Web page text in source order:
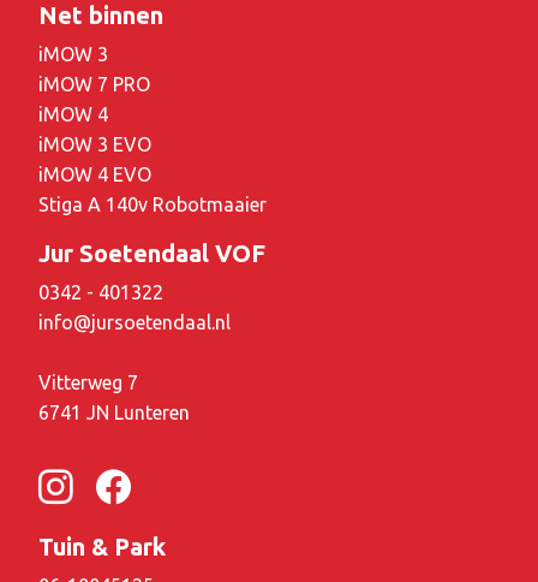
Net binnen
iMOW 3
iMOW 7 PRO
iMOW 4
iMOW 3 EVO
iMOW 4 EVO
Stiga A 140v Robotmaaier
Jur Soetendaal VOF
0342 - 401322
info@jursoetendaal.nl
Vitterweg 7
6741 JN Lunteren
Tuin & Park